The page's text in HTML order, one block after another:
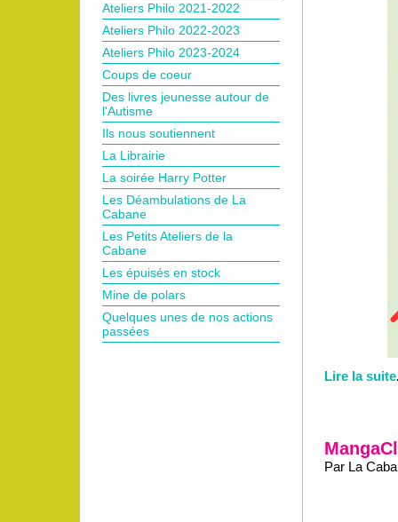
Lire la suite
Par La
Ateliers Philo 2021-2022
Ateliers Philo 2022-2023
Ateliers Philo 2023-2024
Coups de coeur
Des livres jeunesse autour de
l'Autisme
Ils nous soutiennent
La Librairie
La soirée Harry Potter
Les Déambulations de La
Cabane
Les Petits Ateliers de la
Cabane
Les épuisés en stock
Mine de polars
Quelques unes de nos actions
passées